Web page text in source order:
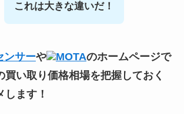
これは大きな違いだ！
ンサーや MOTAのホームページで
買い取り価格相場を把握しておく
します！